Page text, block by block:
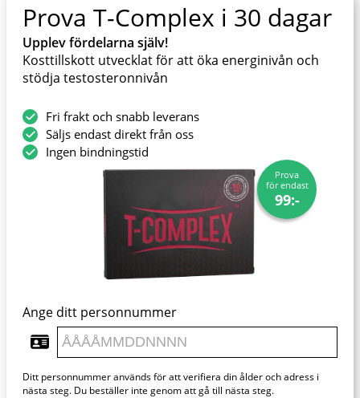
Prova T-Complex i 30 dagar
Upplev fördelarna själv!
Kosttillskott utvecklat för att öka energinivån och
stödja testosteronnivån
Fri frakt och snabb leverans
Säljs endast direkt från oss
Ingen bindningstid
Prova
för endast
99:-
Ange ditt personnummer
Ditt personnummer används för att verifiera din ålder och adress i
nästa steg. Du beställer inte genom att gå till nästa steg.